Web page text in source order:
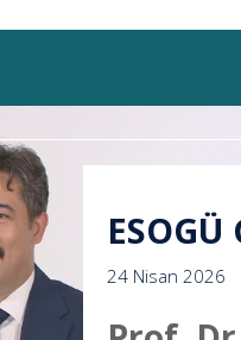
24 Nisan 2026